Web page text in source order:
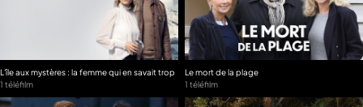
L'île aux mystères : la femme qui en savait trop
1 téléfilm
Le mort de la plage
1 téléfilm